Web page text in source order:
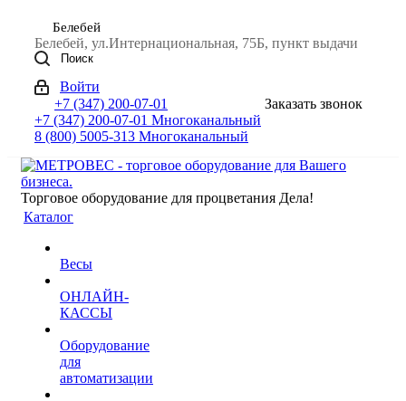
Белебей
Белебей, ул.Интернациональная, 75Б, пункт выдачи
Поиск
Войти
+7 (347) 200-07-01
+7 (347) 200-07-01 Многоканальный
8 (800) 5005-313 Многоканальный
Заказать звонок
Торговое оборудование для процветания Дела!
Каталог
Весы
ОНЛАЙН-
КАССЫ
Оборудование
для
автоматизации